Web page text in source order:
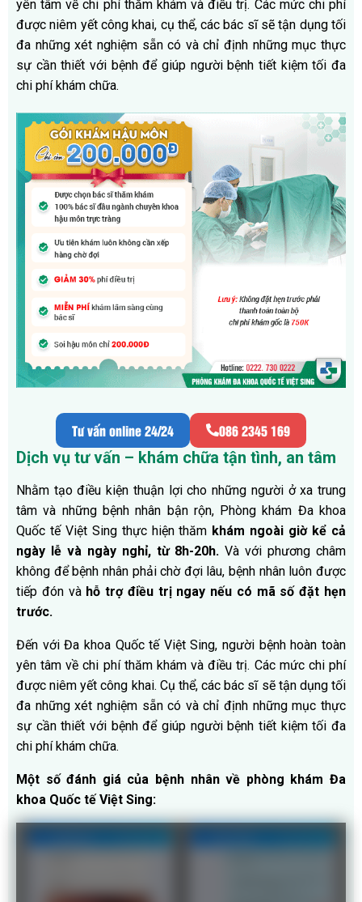
yên tâm về chi phí thăm khám và điều trị. Các mức chi phí
được niêm yết công khai, cụ thể, các bác sĩ sẽ tận dụng tối
đa những xét nghiệm sẵn có và chỉ định những mục thực
sự cần thiết với bệnh để giúp người bệnh tiết kiệm tối đa
chi phí khám chữa.
Tư vấn online 24/24 086 2345 169
Dịch vụ tư vấn – khám chữa tận tình, an tâm
Nhằm tạo điều kiện thuận lợi cho những người ở xa trung
tâm và những bệnh nhân bận rộn, Phòng khám Đa khoa
Quốc tế Việt Sing thực hiện thăm khám ngoài giờ kể cả
ngày lễ và ngày nghỉ, từ 8h-20h. Và với phương châm
không để bệnh nhân phải chờ đợi lâu, bệnh nhân luôn được
tiếp đón và hỗ trợ điều trị ngay nếu có mã số đặt hẹn
trước.
Đến với Đa khoa Quốc tế Việt Sing, người bệnh hoàn toàn
yên tâm về chi phí thăm khám và điều trị. Các mức chi phí
được niêm yết công khai. Cụ thể, các bác sĩ sẽ tận dụng tối
đa những xét nghiệm sẵn có và chỉ định những mục thực
sự cần thiết với bệnh để giúp người bệnh tiết kiệm tối đa
chi phí khám chữa.
Một số đánh giá của bệnh nhân về phòng khám Đa
khoa Quốc tế Việt Sing: